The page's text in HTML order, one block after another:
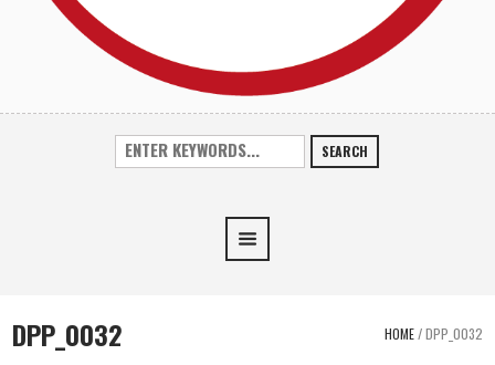
SEARCH
DPP_0032 HOME/DPP_0032